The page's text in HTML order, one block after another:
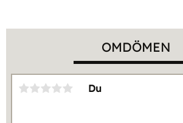
OMDÖMEN
Du